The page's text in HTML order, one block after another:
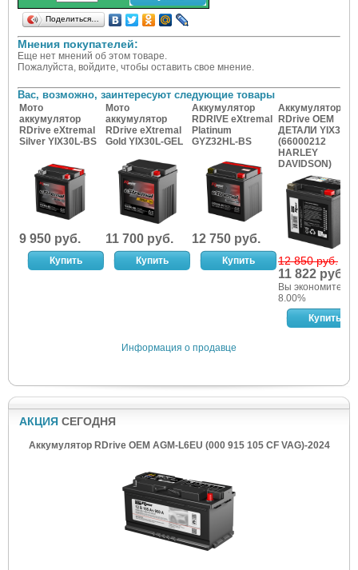
Поделиться…
Мнения покупателей:
Еще нет мнений об этом товаре.
Пожалуйста, войдите, чтобы оставить свое мнение.
Вас, возможно, заинтересуют следующие товары
Мото
аккумулятор
RDrive eXtremal
Silver YIX30L-BS
9 950 руб.
Мото
аккумулятор
RDrive eXtremal
Gold YIX30L-GEL
11 700 руб.
Аккумулятор
RDRIVE eXtremal
Platinum
GYZ32HL-BS
12 750 руб.
Аккумулятор
RDrive OEM
ДЕТАЛИ YIX30L
(66000212
HARLEY
DAVIDSON)
12 850 руб.
11 822 руб.
Вы экономите:
8.00%
Информация о продавце
АКЦИЯ СЕГОДНЯ
Аккумулятор RDrive OEM AGM-L6EU (000 915 105 CF VAG)-2024